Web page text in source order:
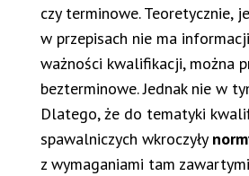
czy terminowe. Teoretycznie,
w przepisach nie ma
ważności kwalifikacji, można
bezterminowe. Jednak nie w
Dlatego, że do tematyki
spawalniczych wkroczyły
z wymaganiami tam